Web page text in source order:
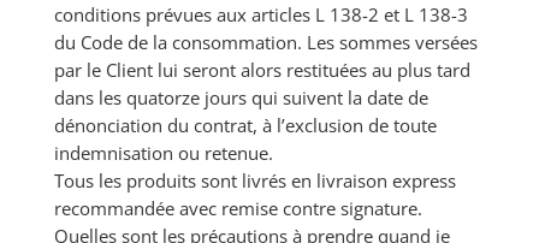
conditions prévues aux articles L 138-2 et L 138-3
du Code de la consommation. Les sommes versées
par le Client lui seront alors restituées au plus tard
dans les quatorze jours qui suivent la date de
dénonciation du contrat, à l’exclusion de toute
indemnisation ou retenue.
Tous les produits sont livrés en livraison express
recommandée avec remise contre signature.
Quelles sont les précautions à prendre quand je